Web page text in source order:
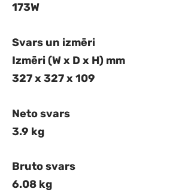
173W
Svars un izmēri
Izmēri (W x D x H) mm
327 x 327 x 109
Neto svars
3.9 kg
Bruto svars
6.08 kg